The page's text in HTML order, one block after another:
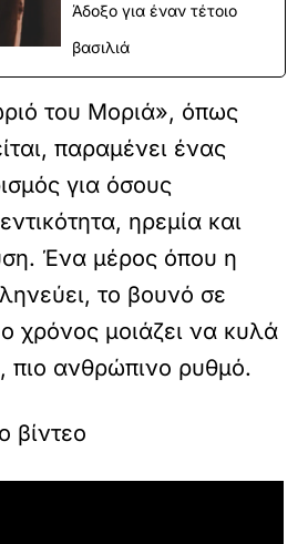
Άδοξο για έναν τέτοιο
βασιλιά
του Μοριά», όπως
παραμένει ένας
για όσους
ηρεμία και
Ένα μέρος όπου η
το βουνό σε
ο χρόνος μοιάζει να κυλά
πιο ανθρώπινο ρυθμό.
βίντεο